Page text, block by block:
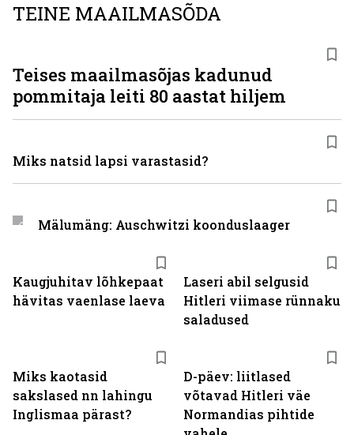
TEINE MAAILMASÕDA
Kaugjuhitav lõhkepaat
hävitas vaenlase laeva
Laseri abil selgusid
Hitleri viimase rünnaku
saladused
Miks kaotasid
sakslased nn lahingu
Inglismaa pärast?
D-päev: liitlased
võtavad Hitleri väe
Normandias pihtide
Teises maailmasõjas kadunud
pommitaja leiti 80 aastat hiljem
Miks natsid lapsi varastasid?
Mälumäng: Auschwitzi koonduslaager